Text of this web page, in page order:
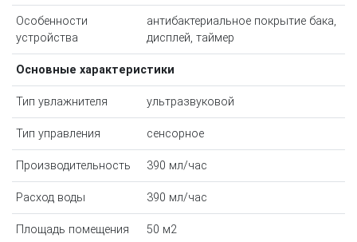
Особенности
устройства
антибактериальное покрытие бака,
дисплей, таймер
Основные характеристики
Тип увлажнителя ультразвуковой
Тип управления сенсорное
Производительность 390 мл/час
Расход воды 390 мл/час
Площадь помещения 50 м2